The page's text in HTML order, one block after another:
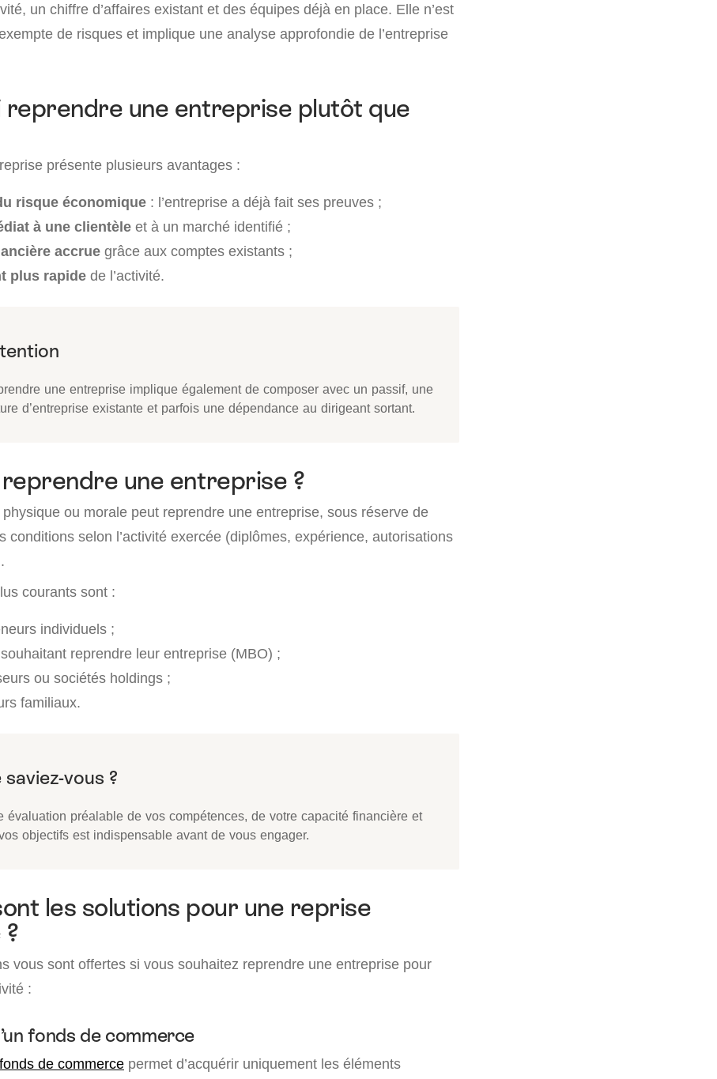
un chiffre d’affaires existant et des équipes déjà en place. Elle n’est
de risques et implique une analyse approfondie de l’entreprise
reprendre une entreprise plutôt que
présente plusieurs avantages :
risque économique : l’entreprise a déjà fait ses preuves ;
à une clientèle et à un marché identifié ;
accrue grâce aux comptes existants ;
plus rapide de l’activité.
une entreprise implique également de composer avec un passif, une
d’entreprise existante et parfois une dépendance au dirigeant sortant.
une entreprise ?
ou morale peut reprendre une entreprise, sous réserve de
conditions selon l’activité exercée (diplômes, expérience, autorisations
courants sont :
individuels ;
reprendre leur entreprise (MBO) ;
ou sociétés holdings ;
familiaux.
évaluation préalable de vos compétences, de votre capacité financière et
objectifs est indispensable avant de vous engager.
les solutions pour une reprise
?
vous sont offertes si vous souhaitez reprendre une entreprise pour
:
fonds de commerce
fonds de commerce permet d’acquérir uniquement les éléments